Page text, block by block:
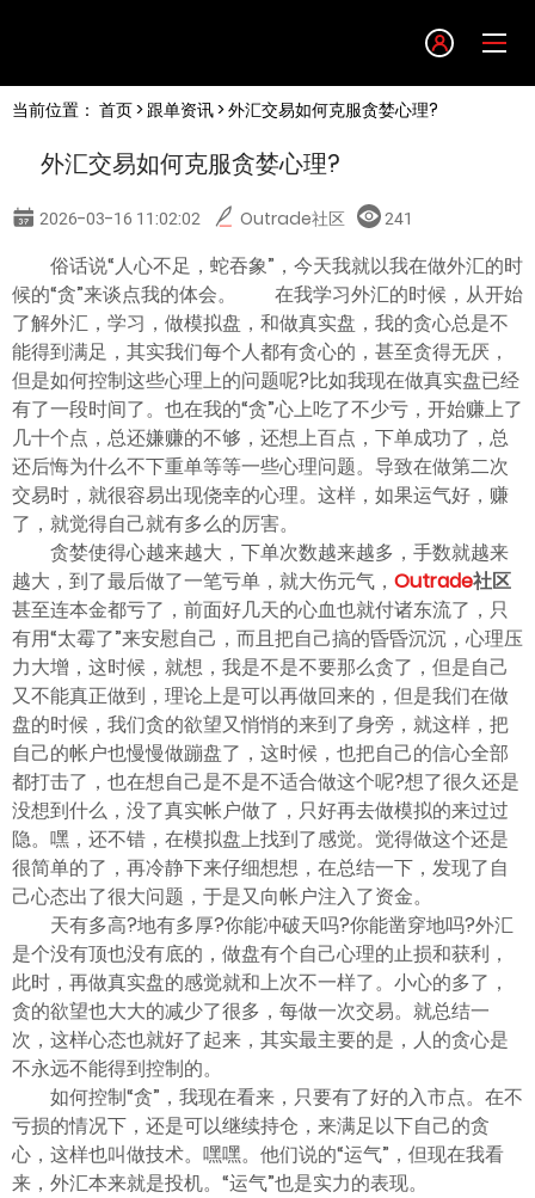
English
繁體中文
한글
日本語
Tiếng việt
ไทย
当前位置： 首页> 跟单资讯> 外汇交易如何克服贪婪心理?
外汇交易如何克服贪婪心理?
2026-03-16 11:02:02 Outrade社区 241
俗话说“人心不足，蛇吞象”，今天我就以我在做外汇的时
候的“贪”来谈点我的体会。 在我学习外汇的时候，从开始
了解外汇，学习，做模拟盘，和做真实盘，我的贪心总是不
能得到满足，其实我们每个人都有贪心的，甚至贪得无厌，
但是如何控制这些心理上的问题呢?比如我现在做真实盘已经
有了一段时间了。也在我的“贪”心上吃了不少亏，开始赚上了
几十个点，总还嫌赚的不够，还想上百点，下单成功了，总
还后悔为什么不下重单等等一些心理问题。导致在做第二次
交易时，就很容易出现侥幸的心理。这样，如果运气好，赚
了，就觉得自己就有多么的厉害。
贪婪使得心越来越大，下单次数越来越多，手数就越来
越大，到了最后做了一笔亏单，就大伤元气， Outrade社区
甚至连本金都亏了，前面好几天的心血也就付诸东流了，只
有用“太霉了”来安慰自己，而且把自己搞的昏昏沉沉，心理压
力大增，这时候，就想，我是不是不要那么贪了，但是自己
又不能真正做到，理论上是可以再做回来的，但是我们在做
盘的时候，我们贪的欲望又悄悄的来到了身旁，就这样，把
自己的帐户也慢慢做蹦盘了，这时候，也把自己的信心全部
都打击了，也在想自己是不是不适合做这个呢?想了很久还是
没想到什么，没了真实帐户做了，只好再去做模拟的来过过
隐。嘿，还不错，在模拟盘上找到了感觉。觉得做这个还是
很简单的了，再冷静下来仔细想想，在总结一下，发现了自
己心态出了很大问题，于是又向帐户注入了资金。
天有多高?地有多厚?你能冲破天吗?你能凿穿地吗?外汇
是个没有顶也没有底的，做盘有个自己心理的止损和获利，
此时，再做真实盘的感觉就和上次不一样了。小心的多了，
贪的欲望也大大的减少了很多，每做一次交易。就总结一
次，这样心态也就好了起来，其实最主要的是，人的贪心是
不永远不能得到控制的。
如何控制“贪”，我现在看来，只要有了好的入市点。在不
亏损的情况下，还是可以继续持仓，来满足以下自己的贪
心，这样也叫做技术。嘿嘿。他们说的“运气”，但现在我看
来，外汇本来就是投机。“运气”也是实力的表现。